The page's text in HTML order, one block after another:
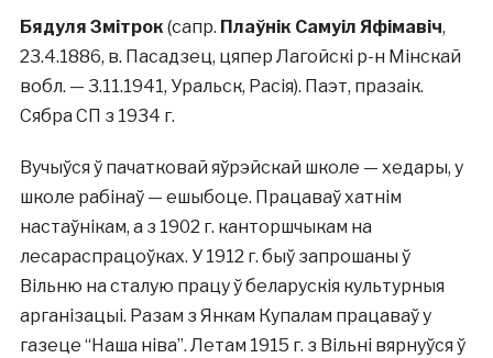
Бядуля Змітрок (сапр. Плаўнік Самуіл Яфімавіч,
23.4.1886, в. Пасадзец, цяпер Лагойскі р-н Мінскай
вобл. — 3.11.1941, Уральск, Расія). Паэт, празаік.
Сябра СП з 1934 г.
Вучыўся ў пачатковай яўрэйскай школе — хедары, у
школе рабінаў — ешыбоце. Працаваў хатнім
настаўнікам, а з 1902 г. канторшчыкам на
лесараспрацоўках. У 1912 г. быў запрошаны ў
Вільню на сталую працу ў беларускія культурныя
арганізацыі. Разам з Янкам Купалам працаваў у
газеце “Наша ніва”. Летам 1915 г. з Вільні вярнуўся ў